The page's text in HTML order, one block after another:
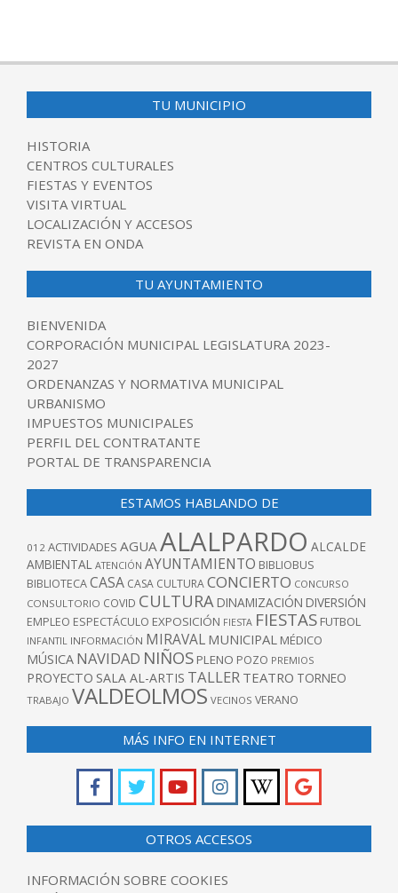
TU MUNICIPIO
HISTORIA
CENTROS CULTURALES
FIESTAS Y EVENTOS
VISITA VIRTUAL
LOCALIZACIÓN Y ACCESOS
REVISTA EN ONDA
TU AYUNTAMIENTO
BIENVENIDA
CORPORACIÓN MUNICIPAL LEGISLATURA 2023-
2027
ORDENANZAS Y NORMATIVA MUNICIPAL
URBANISMO
IMPUESTOS MUNICIPALES
PERFIL DEL CONTRATANTE
PORTAL DE TRANSPARENCIA
ESTAMOS HABLANDO DE
012 ACTIVIDADES AGUAALALPARDO ALCALDE
AMBIENTAL ATENCIÓN AYUNTAMIENTO BIBLIOBUS
BIBLIOTECACASA CASA CULTURACONCIERTO CONCURSO
CONSULTORIO COVID CULTURA DINAMIZACIÓN DIVERSIÓN
EMPLEO ESPECTÁCULO EXPOSICIÓN FIESTA FIESTAS FUTBOL
INFANTIL INFORMACIÓN MIRAVAL MUNICIPAL MÉDICO
MÚSICA NAVIDAD NIÑOS PLENO POZO PREMIOS
PROYECTO SALA AL-ARTIS TALLER TEATRO TORNEO
TRABAJO VALDEOLMOS VECINOS VERANO
MÁS INFO EN INTERNET
OTROS ACCESOS
INFORMACIÓN SOBRE COOKIES